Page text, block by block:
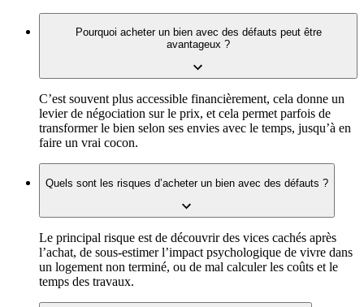
Pourquoi acheter un bien avec des défauts peut être
avantageux ?
C’est souvent plus accessible financièrement, cela donne un
levier de négociation sur le prix, et cela permet parfois de
transformer le bien selon ses envies avec le temps, jusqu’à en
faire un vrai cocon.
Quels sont les risques d’acheter un bien avec des défauts ?
Le principal risque est de découvrir des vices cachés après
l’achat, de sous-estimer l’impact psychologique de vivre dans
un logement non terminé, ou de mal calculer les coûts et le
temps des travaux.